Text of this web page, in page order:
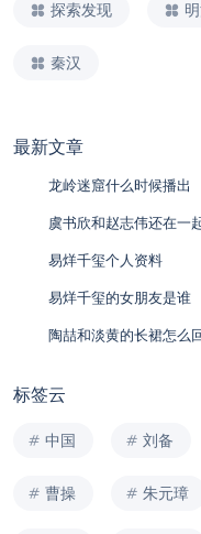
探索发现
秦汉
最新文章
龙岭迷窟什么时候播出
虞书欣和赵志伟还在一
易烊千玺个人资料
易烊千玺的女朋友是谁
陶喆和淡黄的长裙怎么
标签云
中国 刘备
曹操 朱元璋